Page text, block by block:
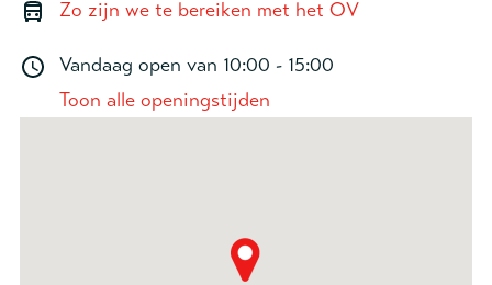
Zo zijn we te bereiken met het OV
Vandaag open van 10:00 - 15:00
Toon alle openingstijden